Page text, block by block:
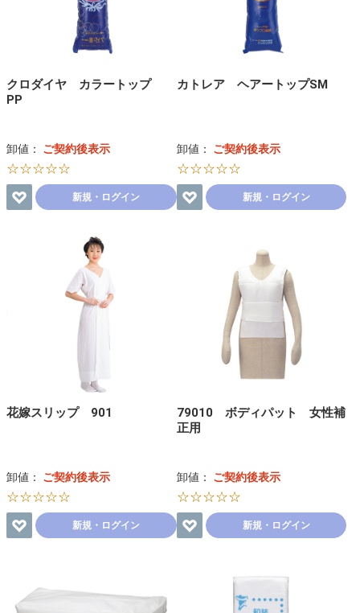
クロダイヤ カラートップ
PP
卸値： ご契約後表示
☆☆☆☆☆
新規・ログイン
カトレア ヘアートップSM
卸値： ご契約後表示
☆☆☆☆☆
新規・ログイン
花嫁スリップ 901
卸値： ご契約後表示
☆☆☆☆☆
新規・ログイン
79010 ボディパット 女性補
正用
卸値： ご契約後表示
☆☆☆☆☆
新規・ログイン